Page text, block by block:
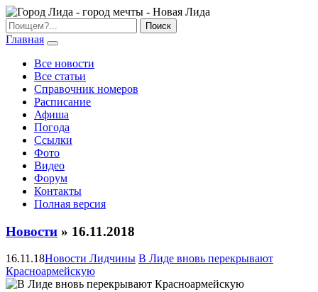
Главная
Все новости
Все статьи
Справочник номеров
Расписание
Афиша
Погода
Ссылки
Фото
Видео
Форум
Контакты
Полная версия
Новости » 16.11.2018
16.11.18Новости Лидчины В Лиде вновь перекрывают
Красноармейскую